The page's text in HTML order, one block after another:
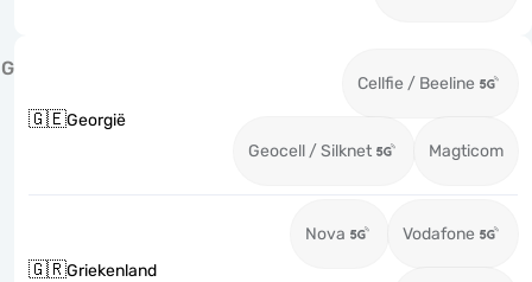
G
🇬🇪Georgië
Cellfie / Beeline
Geocell / Silknet Magticom
🇬🇷Griekenland
Nova Vodafone